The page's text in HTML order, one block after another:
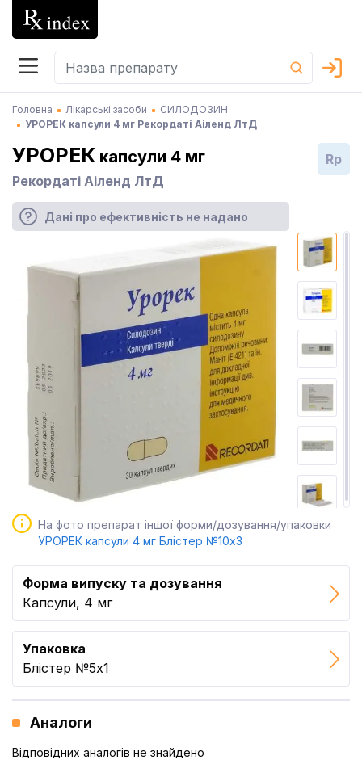
Головна Лікарські засоби
СИЛОДОЗИН
УРОРЕК капсули 4 мг Рекордаті Аіленд ЛтД
УРОРЕК капсули 4 мг
Рекордаті Аіленд ЛтД
Rp
Дані про ефективність не надано
На фото препарат іншої форми/дозування/упаковки
УРОРЕК капсули 4 мг Блістер №10x3
Форма випуску та дозування
Капсули, 4 мг
Упаковка
Блістер №5x1
Аналоги
Відповідних аналогів не знайдено